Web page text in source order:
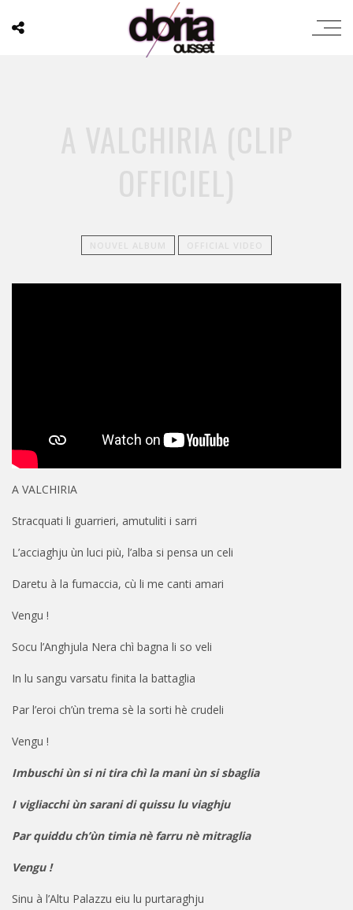
A VALCHIRIA
Stracquati li guarrieri, amutuliti i sarri
L’acciaghju ùn luci più, l’alba si pensa un celi
Daretu à la fumaccia, cù li me canti amari
Vengu !
Socu l’Anghjula Nera chì bagna li so veli
In lu sangu varsatu finita la battaglia
Par l’eroi ch’ùn trema sè la sorti hè crudeli
Vengu !
Imbuschi ùn si ni tira chì la mani ùn si sbaglia
I vigliacchi ùn sarani di quissu lu viaghju
Par quiddu ch’ùn timia nè farru nè mitraglia
Vengu !
Sinu à l’Altu Palazzu eiu lu purtaraghju